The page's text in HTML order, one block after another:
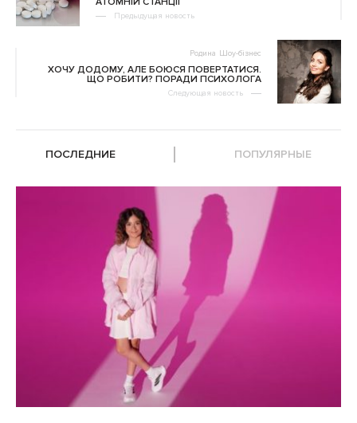
Предыдущая новость
Родина Шоу-бізнес
ХОЧУ ДОДОМУ, АЛЕ БОЮСЯ ПОВЕРТАТИСЯ.
ЩО РОБИТИ? ПОРАДИ ПСИХОЛОГА
Следующая новость
ПОСЛЕДНИЕ ПОПУЛЯРНЫЕ